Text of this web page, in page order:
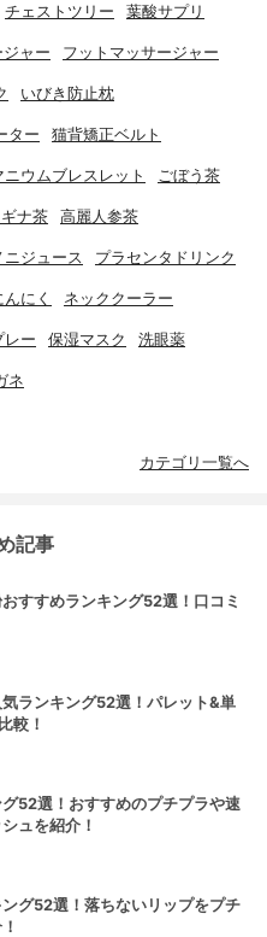
チェストツリー 葉酸サプリ
ャー フットマッサージャー
いびき防止枕
ター 猫背矯正ベルト
ニウムブレスレット ごぼう茶
ギナ茶 高麗人参茶
ニジュース プラセンタドリンク
にく ネッククーラー
レー 保湿マスク 洗眼薬
ネ
カテゴリ一覧へ
記事
すすめランキング52選！口コミ
ランキング52選！パレット&単
較！
52選！おすすめのプチプラや速
ュを紹介！
グ52選！落ちないリップをプチ